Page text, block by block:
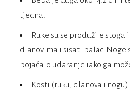
tjedna.
Ruke su se produžile
dlanovima i sisati palac. Noge
pojačalo udaranje iako ga
Kosti (ruku, dlanova i